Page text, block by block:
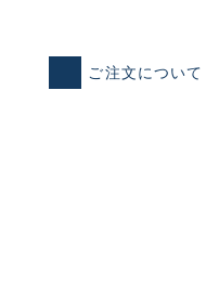
ご注文について